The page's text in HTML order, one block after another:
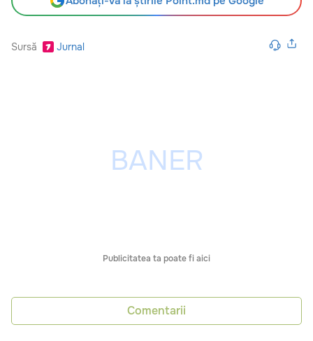
Sursă Jurnal
Publicitatea ta poate fi aici
Comentarii